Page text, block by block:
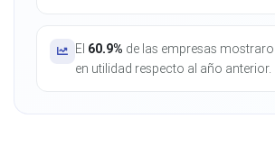
El 60.9% de las empresas
en utilidad respecto al año anterior.